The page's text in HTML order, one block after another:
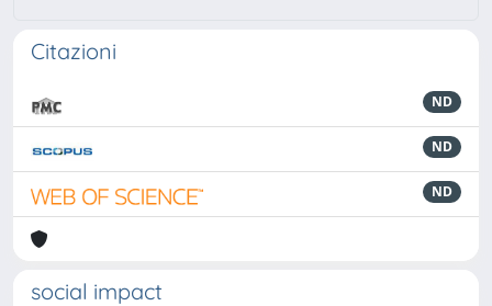
Citazioni
ND
ND
ND
social impact